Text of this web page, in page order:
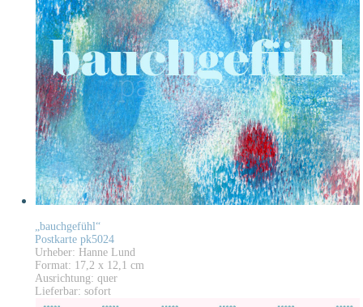
„bauchgefühl“
Postkarte pk5024
Urheber: Hanne Lund
Format: 17,2 x 12,1 cm
Ausrichtung: quer
Lieferbar: sofort